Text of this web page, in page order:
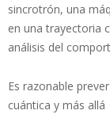
sincrotrón, una
en una trayectoria
análisis del
Es razonable
cuántica y más allá